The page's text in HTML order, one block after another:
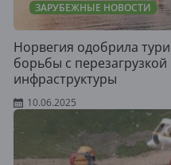
ЗАРУБЕЖНЫЕ НОВОСТИ
Норвегия одобрила
борьбы с
инфраструктуры
10.06.2025